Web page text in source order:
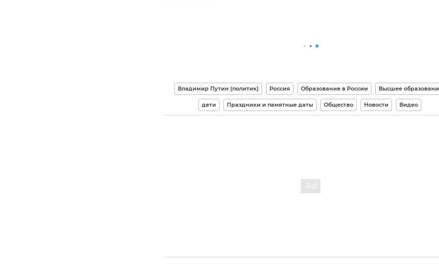
Владимир Путин (политик) Россия Образование в России Высшее
дети Праздники и памятные даты Общество Новости Видео